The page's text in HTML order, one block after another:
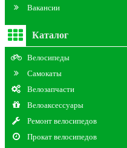
Вакансии
Каталог
Велосипеды
Самокаты
Велозапчасти
Велоаксессуары
Ремонт велосипедов
Прокат велосипедов